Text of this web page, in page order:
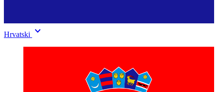
Hrvatski keyboard_arrow_down